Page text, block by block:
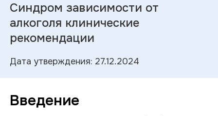
Синдром зависимости от
алкоголя клинические
рекомендации
Дата утверждения: 27.12.2024
Введение